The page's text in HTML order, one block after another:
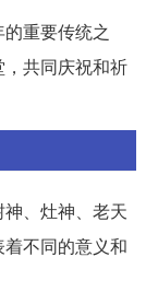
重要传统之
共同庆祝和祈
、灶神、老天
不同的意义和